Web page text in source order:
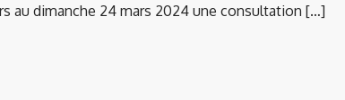
au dimanche 24 mars 2024 une consultation […]